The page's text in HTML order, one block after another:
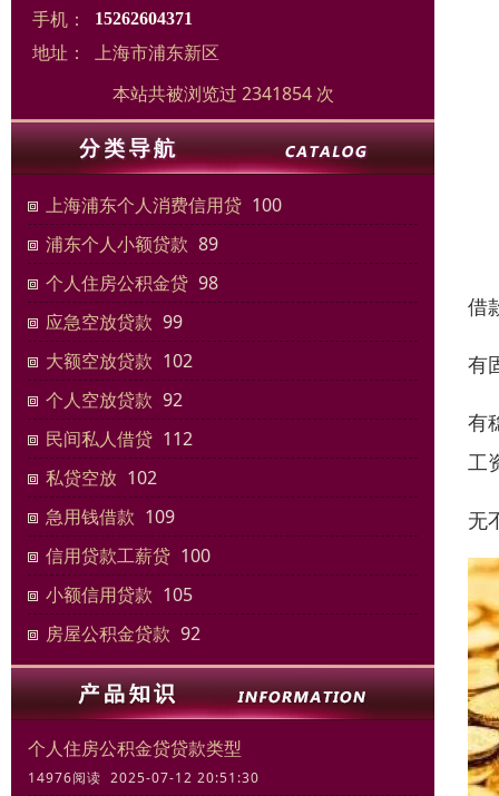
手机：
15262604371
地址：
上海市浦东新区
本站共被浏览过 2341854 次
上海浦东个人消费信用贷 100
浦东个人小额贷款 89
个人住房公积金贷 98
应急空放贷款 99
大额空放贷款 102
个人空放贷款 92
民间私人借贷 112
私贷空放 102
急用钱借款 109
信用贷款工薪贷 100
小额信用贷款 105
房屋公积金贷款 92
个人住房公积金贷贷款类型
14976阅读 2025-07-12 20:51:30
借
有
有
工
无